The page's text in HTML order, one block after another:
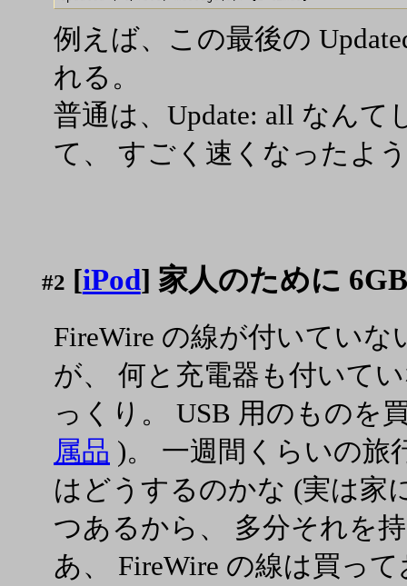
例えば、この最後の
れる。
普通は、Update: all なん
て、 すごく速くなったよ
#2 [iPod] 家人のために
FireWire の線が付いてい
が、 何と充電器も付いて
っくり。 USB 用のものを
属品 )。 一週間くらいの旅
はどうするのかな (実は家
つあるから、 多分それを
あ、 FireWire の線は買っ